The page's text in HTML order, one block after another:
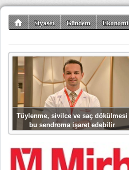
Siyaset Gündem Ekonomi
Tüylenme, sivilce ve saç dökülmesi
bu sendroma işaret edebilir